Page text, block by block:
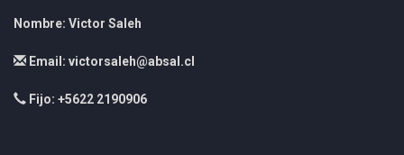
Nombre: Victor Saleh
Email: victorsaleh@absal.cl
Fijo: +5622 2190906